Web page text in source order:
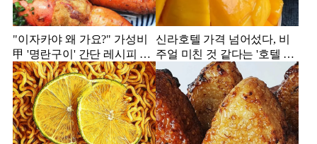
"이자카야 왜 가요?" 가성비
甲 '명란구이' 간단 레시피 공
개
신라호텔 가격 넘어섰다, 비
주얼 미친 것 같다는 '호텔 빙
수' 모음집